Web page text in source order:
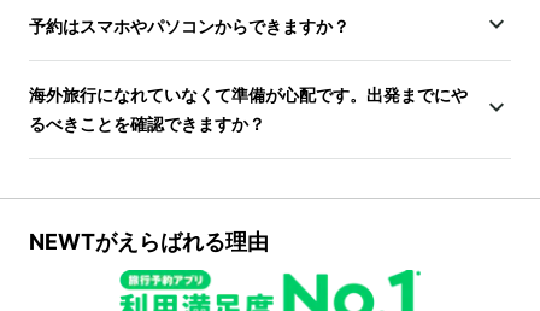
予約はスマホやパソコンからできますか？
海外旅行になれていなくて準備が心配です。出発までにや
るべきことを確認できますか？
NEWTがえらばれる理由